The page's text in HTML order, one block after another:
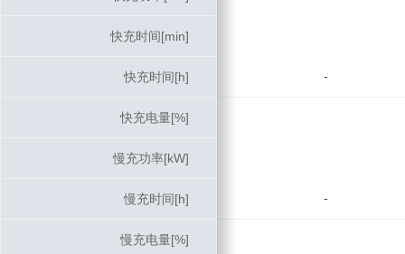
快充时间[min]
快充时间[h] -
快充电量[%]
慢充功率[kW]
慢充时间[h] -
慢充电量[%]
快充时间[min]
快充时间[h]
快充电量[%]
慢充功率[kW]
慢充时间[h]
慢充电量[%]